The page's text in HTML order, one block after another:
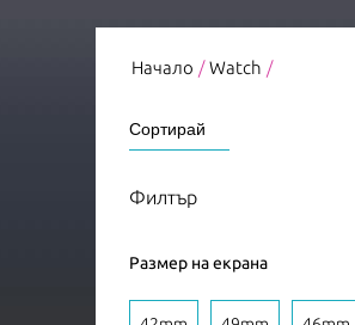
Начало / Watch /
Филтър
Размер на екрана